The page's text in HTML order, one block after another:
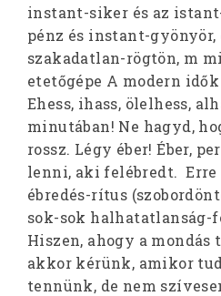
instant-siker és az
pénz és instant-gyönyör,
szakadatlan-rögtön, m
etetőgépe A modern
Ehess, ihass, ölelhess,
minutában! Ne hagyd,
rossz. Légy éber! Éber,
lenni, aki felébredt. Erre
ébredés-rítus
sok-sok halhatatlanság-
Hiszen, ahogy a mondás
akkor kérünk, amikor
tennünk, de nem